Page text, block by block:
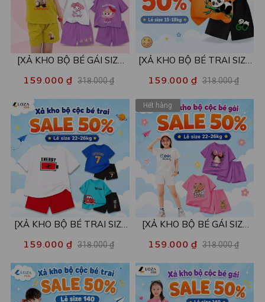
[XẢ KHO BỘ BÉ GÁI SIZE
nhiều mẫu - Quần áo bé gái
nữ từ 15-22kg - Loza Kids
XB001
159.000 ₫ 318.000 ₫
[XẢ KHO BỘ BÉ TRAI SIZE
mẫu - Quần áo bé trai từ 15-
18kg - Loza Kids XB002
159.000 ₫ 318.000 ₫
[XẢ KHO BỘ BÉ TRAI SIZE
mẫu - Quần áo bé trai từ 22-
26kg - Loza Kids XB004
159.000 ₫ 318.000 ₫
Hết hàng
[XẢ KHO BỘ BÉ GÁI SIZE
mẫu - Quần áo bé gái từ 22-
26kg - Loza Kids XB005
159.000 ₫ 318.000 ₫